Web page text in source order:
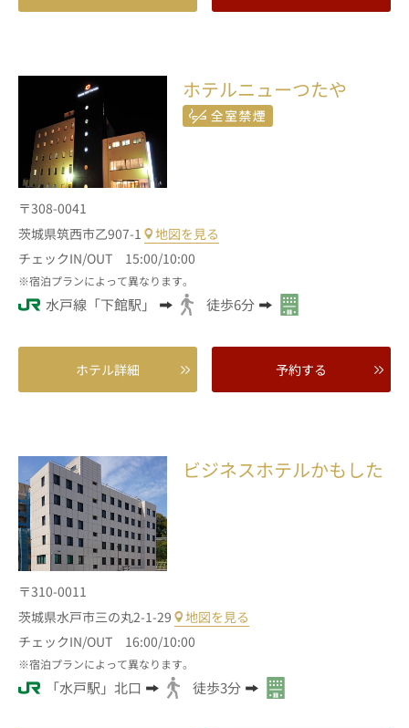
ホテルニューつたや
〒308-0041
茨城県筑西市乙907-1
地図を見る
チェックIN/OUT 15:00/10:00
宿泊プランによって異なります。
水戸線「下館駅」 徒歩6分
ホテル詳細 予約する
ビジネスホテルかもした
〒310-0011
茨城県水戸市三の丸2-1-29
地図を見る
チェックIN/OUT 16:00/10:00
宿泊プランによって異なります。
「水戸駅」北口 徒歩3分